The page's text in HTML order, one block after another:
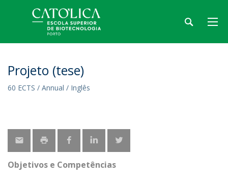
Projeto (tese)
60 ECTS / Annual / Inglês
Objetivos e Competências